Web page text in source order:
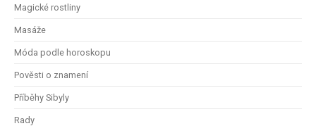
Magické rostliny
Masáže
Móda podle horoskopu
Pověsti o znamení
Příběhy Sibyly
Rady